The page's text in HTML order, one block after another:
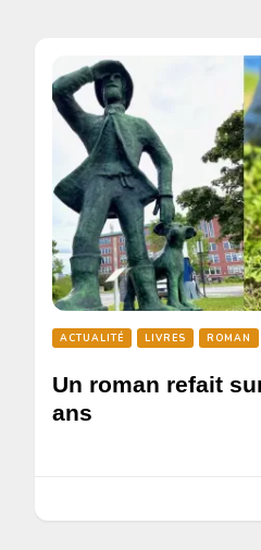
ACTUALITÉ LIVRES ROMAN
Un roman refait
ans